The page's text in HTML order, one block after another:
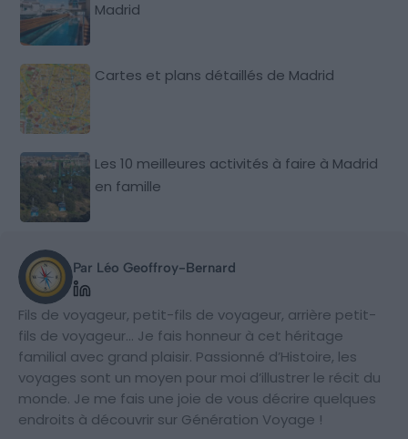
Madrid
Cartes et plans détaillés de Madrid
Les 10 meilleures activités à faire à Madrid
en famille
Par Léo Geoffroy-Bernard
Fils de voyageur, petit-fils de voyageur, arrière petit-
fils de voyageur… Je fais honneur à cet héritage
familial avec grand plaisir. Passionné d’Histoire, les
voyages sont un moyen pour moi d’illustrer le récit du
monde. Je me fais une joie de vous décrire quelques
endroits à découvrir sur Génération Voyage !